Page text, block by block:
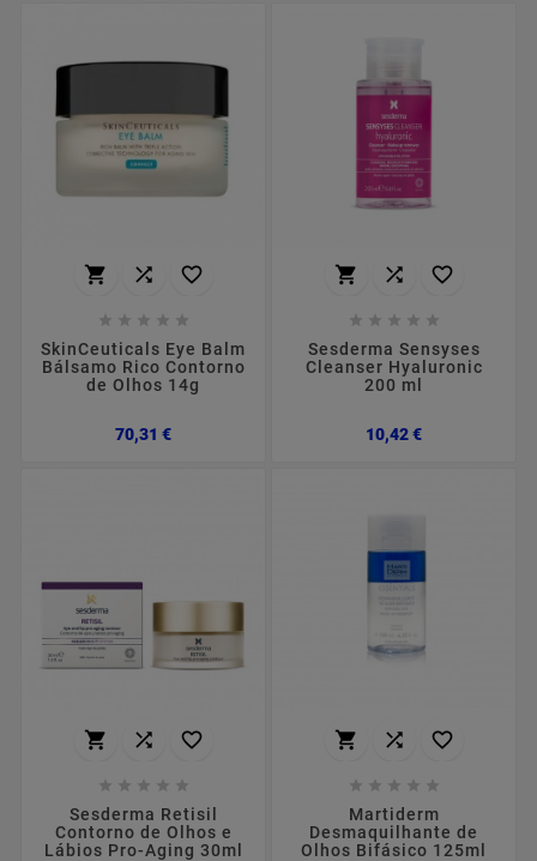
  
    
SkinCeuticals Eye Balm
Bálsamo Rico Contorno
de Olhos 14g
70,31 €Preço
  
    
Sesderma Sensyses
Cleanser Hyaluronic
200 ml
10,42 €Preço
  
    
Sesderma Retisil
Contorno de Olhos e
Lábios Pro-Aging 30ml
  
    
Martiderm
Desmaquilhante de
Olhos Bifásico 125ml